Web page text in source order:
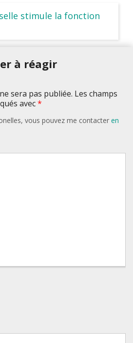
stimule la fonction
à réagir
sera pas publiée. Les champs
avec*
vous pouvez me contacter en